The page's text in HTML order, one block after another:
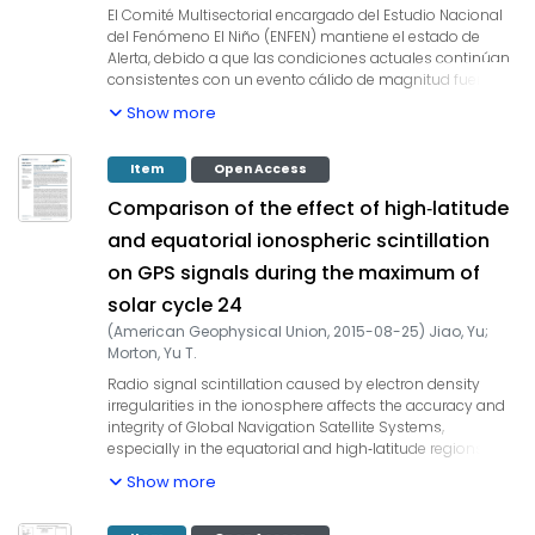
the Pacific convergence zones, both of which are features
of extreme El Nino. The frequency of extreme La Nina is
also expected to increase in response to more extreme El
Ninos, an accelerated maritime continent warming and
surface-intensified ocean warming. ENSO-related
But model biases and recent observed strengthening of
as new models, observations and insights become
available.
El Comité Multisectorial encargado del Estudio Nacional
del Fenómeno El Niño (ENFEN) mantiene el estado de
Alerta, debido a que las condiciones actuales continúan
consistentes con un evento cálido de magnitud fuerte,
mantenerse en lo que resta del invierno con
actuales. Es probable que El Niño Costero se extienda
hasta el verano sin descartar que presente una
magnitud fuerte o extraordinaria. A fines de agosto se
proporcionará una estimación de la probabilidad de las
magnitudes de El Niño Costero para el verano.
Show more
Item Open Access
Comparison of the effect of high‐latitude
and equatorial ionospheric scintillation
on GPS signals during the maximum of
solar cycle 24
(American Geophysical Union, 2015-08-25) Jiao, Yu;
Morton, Yu T.
Radio signal scintillation caused by electron density
irregularities in the ionosphere affects the accuracy and
integrity of Global Navigation Satellite Systems,
especially in the equatorial and high‐latitude regions
nevertheless, is usually influenced by different factors
Show more